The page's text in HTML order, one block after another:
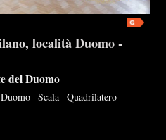
località Duomo -
del Duomo
Duomo - Scala - Quadrilatero